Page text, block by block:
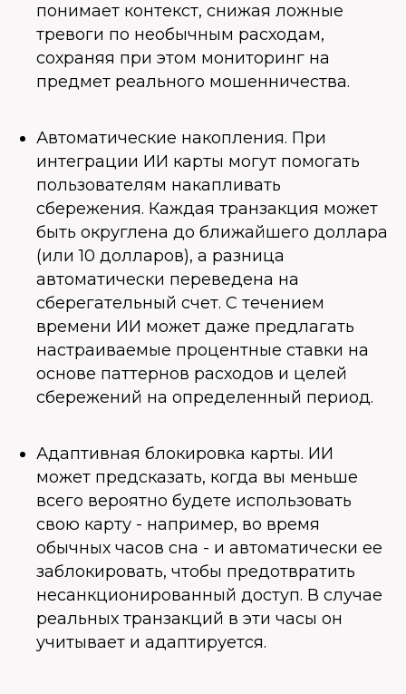
понимает контекст, снижая ложные
тревоги по необычным расходам,
сохраняя при этом мониторинг на
предмет реального мошенничества.
Автоматические накопления. При
интеграции ИИ карты могут помогать
пользователям накапливать
сбережения. Каждая транзакция может
быть округлена до ближайшего доллара
(или 10 долларов), а разница
автоматически переведена на
сберегательный счет. С течением
времени ИИ может даже предлагать
настраиваемые процентные ставки на
основе паттернов расходов и целей
сбережений на определенный период.
Адаптивная блокировка карты. ИИ
может предсказать, когда вы меньше
всего вероятно будете использовать
свою карту - например, во время
обычных часов сна - и автоматически ее
заблокировать, чтобы предотвратить
несанкционированный доступ. В случае
реальных транзакций в эти часы он
учитывает и адаптируется.